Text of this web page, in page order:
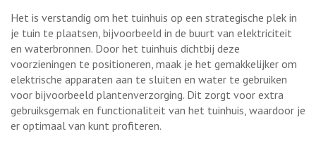
Het is verstandig om het tuinhuis op een strategische plek in
je tuin te plaatsen, bijvoorbeeld in de buurt van elektriciteit
en waterbronnen. Door het tuinhuis dichtbij deze
voorzieningen te positioneren, maak je het gemakkelijker om
elektrische apparaten aan te sluiten en water te gebruiken
voor bijvoorbeeld plantenverzorging. Dit zorgt voor extra
gebruiksgemak en functionaliteit van het tuinhuis, waardoor je
er optimaal van kunt profiteren.